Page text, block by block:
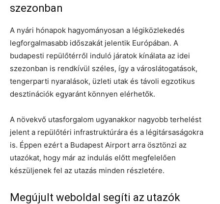
szezonban
A nyári hónapok hagyományosan a légiközlekedés
legforgalmasabb időszakát jelentik Európában. A
budapesti repülőtérről induló járatok kínálata az idei
szezonban is rendkívül széles, így a városlátogatások,
tengerparti nyaralások, üzleti utak és távoli egzotikus
desztinációk egyaránt könnyen elérhetők.
A növekvő utasforgalom ugyanakkor nagyobb terhelést
jelent a repülőtéri infrastruktúrára és a légitársaságokra
is. Éppen ezért a Budapest Airport arra ösztönzi az
utazókat, hogy már az indulás előtt megfelelően
készüljenek fel az utazás minden részletére.
Megújult weboldal segíti az utazók